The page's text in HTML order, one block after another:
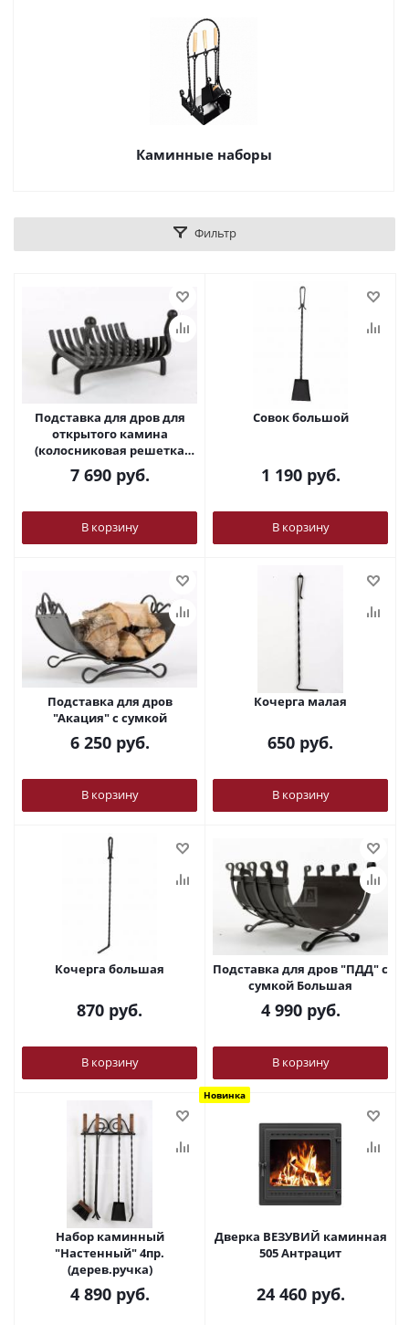
Каминные наборы
Фильтр
Подставка для дров для
открытого камина
(колосниковая решетка
каминная) Малая 340х360
7 690руб.
В корзину
Совок большой
1 190руб.
В корзину
Подставка для дров
"Акация" с сумкой
6 250руб.
В корзину
Кочерга малая
650 руб.
В корзину
Кочерга большая
870 руб.
В корзину
Подставка для дров "ПДД" с
сумкой Большая
4 990руб.
В корзину
Набор каминный
"Настенный" 4пр.
(дерев.ручка)
4 890руб.
Новинка
Дверка ВЕЗУВИЙ каминная
505 Антрацит
24 460руб.